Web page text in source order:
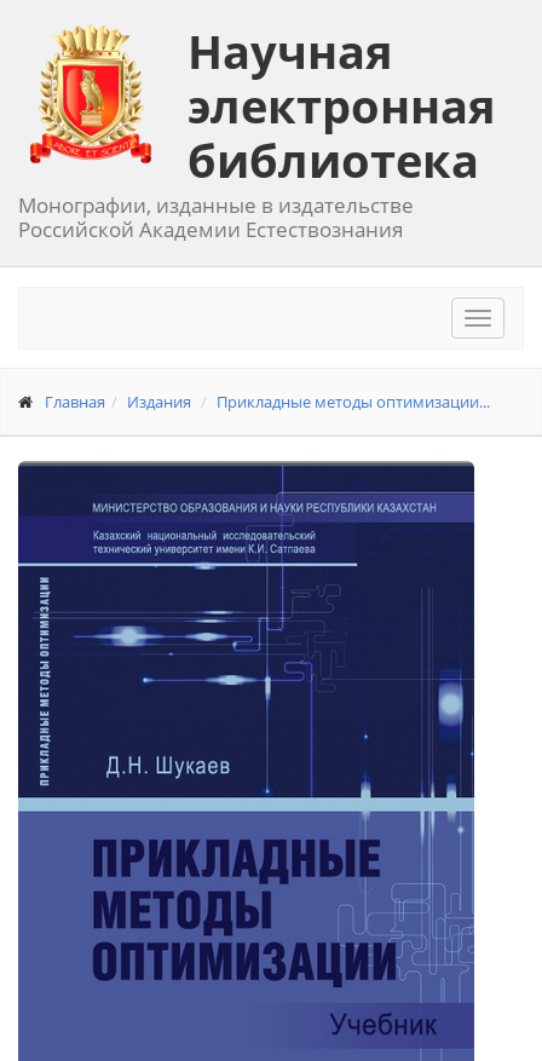
Научная
электронная
библиотека
Монографии, изданные в издательстве
Российской Академии Естествознания
Toggle
Главная Издания Прикладные методы оптимизации...